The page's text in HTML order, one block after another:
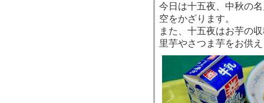
今日は十五夜、中秋の
空をかざります。
また、十五夜はお芋の
里芋やさつま芋をお供